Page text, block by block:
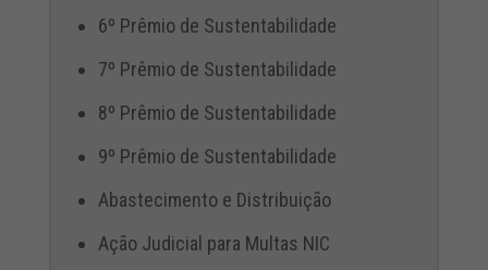
6º Prêmio de Sustentabilidade
7º Prêmio de Sustentabilidade
8º Prêmio de Sustentabilidade
9º Prêmio de Sustentabilidade
Abastecimento e Distribuição
Ação Judicial para Multas NIC